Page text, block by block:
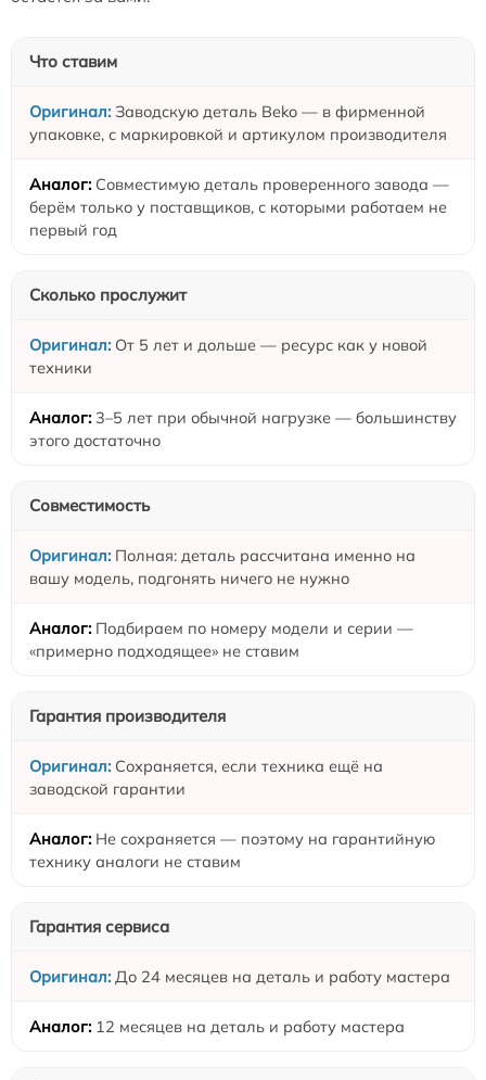
Что ставим
Заводскую деталь Beko — в фирменной
упаковке, с маркировкой и артикулом производителя
Совместимую деталь проверенного завода —
берём только у поставщиков, с которыми работаем не
первый год
Сколько прослужит
От 5 лет и дольше — ресурс как у новой
техники
3–5 лет при обычной нагрузке — большинству
этого достаточно
Совместимость
Полная: деталь рассчитана именно на
вашу модель, подгонять ничего не нужно
Подбираем по номеру модели и серии —
«примерно подходящее» не ставим
Гарантия производителя
Сохраняется, если техника ещё на
заводской гарантии
Не сохраняется — поэтому на гарантийную
технику аналоги не ставим
Гарантия сервиса
До 24 месяцев на деталь и работу мастера
12 месяцев на деталь и работу мастера